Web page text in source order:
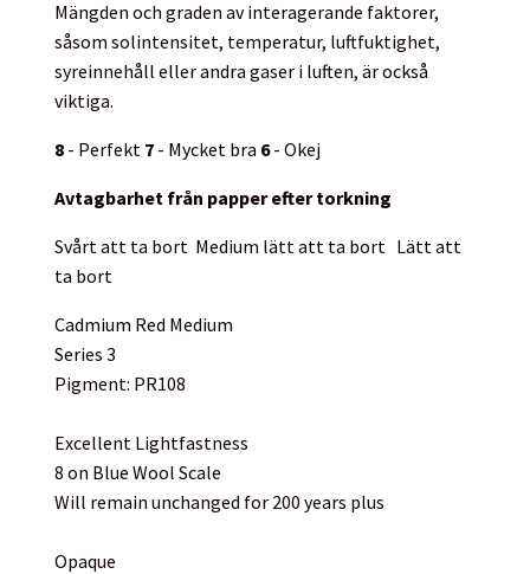
Mängden och graden av interagerande faktorer,
såsom solintensitet, temperatur, luftfuktighet,
syreinnehåll eller andra gaser i luften, är också
viktiga.
8 - Perfekt 7 - Mycket bra 6- Okej
Avtagbarhet från papper efter torkning
Svårt att ta bort Medium lätt att ta bort Lätt att
ta bort
Cadmium Red Medium
Series 3
Pigment: PR108
Excellent Lightfastness
8 on Blue Wool Scale
Will remain unchanged for 200 years plus
Opaque